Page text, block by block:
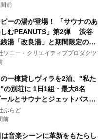
ージ～ 9月1日(火)秋田県内で
前
ーの湯が登場！ 「サウナのあ
しむPEANUTS」第2弾 渋谷
湯「改良湯」と期間限定のコ
ション サウナイキタイコラ
も発売決定！
ソニー・クリエイティブプロダクツ
一棟貸しヴィラを2泊、"私た
の別荘に 1日1組・最大8名
ルとサウナとジェットバス付
Mon Temps AWAJIの連泊
ラン
ぷらど
前
音楽シーンに革新をもたらし